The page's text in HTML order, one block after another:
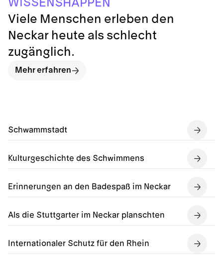
Schwammstadt
Kulturgeschichte des Schwimmens
Erinnerungen an den Badespaß im Neckar
Als die Stuttgarter im Neckar planschten
Internationaler Schutz für den Rhein
E SHAP EN
Viele Menschen erleben den
Neckar heute als schlecht
zugänglich.
Mehr erfahren